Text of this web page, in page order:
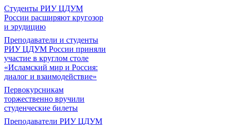
Студенты РИУ ЦДУМ
России расширяют кругозор
и эрудицию
Преподаватели и студенты
РИУ ЦДУМ России приняли
участие в круглом столе
«Исламский мир и Россия:
диалог и взаимодействие»
Первокурсникам
торжественно вручили
студенческие билеты
Преподаватели РИУ ЦДУМ